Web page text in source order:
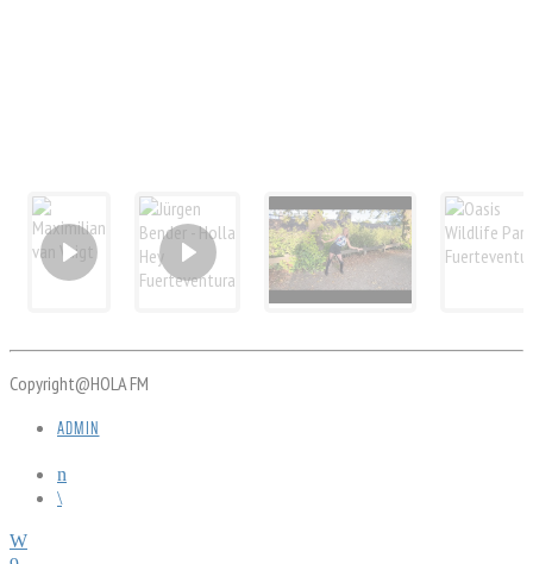
Copyright@HOLA FM
ADMIN